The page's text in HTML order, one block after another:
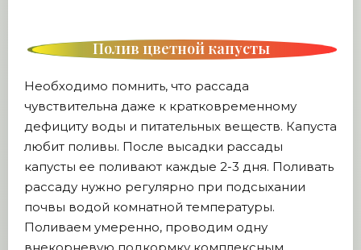
Полив цветной капусты
Необходимо помнить, что рассада
чувствительна даже к кратковременному
дефициту воды и питательных веществ. Капуста
любит поливы. После высадки рассады
капусты ее поливают каждые 2-3 дня. Поливать
рассаду нужно регулярно при подсыхании
почвы водой комнатной температуры.
Поливаем умеренно, проводим одну